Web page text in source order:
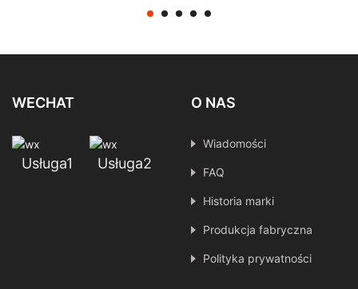
Przemysłowa inspekcja
WECHAT
Usługa1 Usługa2
O NAS
Wiadomości
FAQ
Historia marki
Produkcja fabryczna
Polityka prywatności